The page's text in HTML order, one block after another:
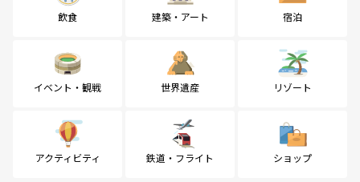
飲食 建築・アート 宿泊
イベント・観戦 世界遺産 リゾート
アクティビティ 鉄道・フライト ショップ